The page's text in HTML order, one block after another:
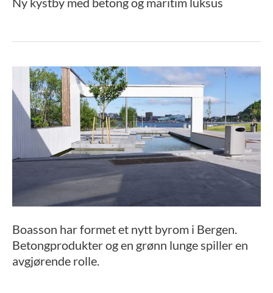
Boasson har formet et nytt byrom i Bergen.
Betongprodukter og en grønn lunge spiller en
avgjørende rolle.